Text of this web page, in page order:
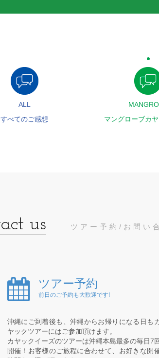
ALL
すべてのご感想
マングローブカ
ツアー予約/お問い
ツアー予約
前日のご予約も大歓迎です!
沖縄にご到着後も、沖縄からお帰りになる日も
ヤックツアーにはご参加頂けます。
カヤックイーズのツアーは沖縄本島最多の毎日7
開催！お客様のご旅程に合わせて、お好きな開